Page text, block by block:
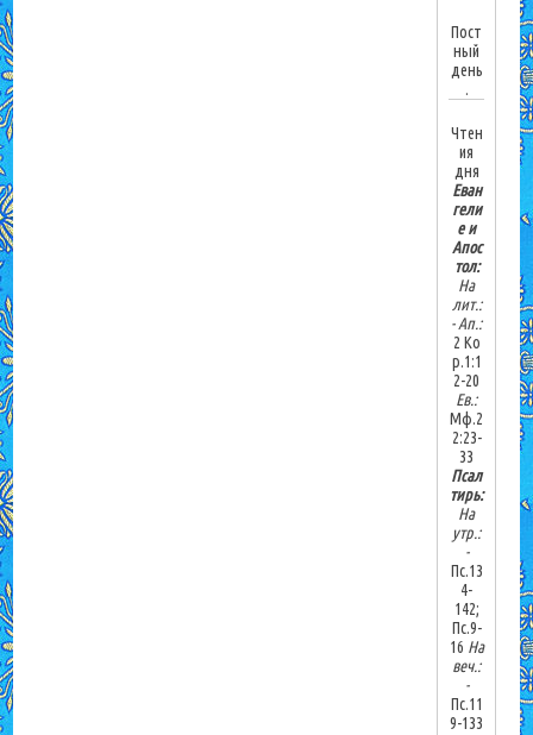
Пост
ный
день
.
Чтен
ия
дня
Еван
гели
е и
Апос
тол:
На
лит.:
-Ап.:
2 Ко
р.1:1
2-20
Ев.:
Мф.2
2:23-
33
Псал
тирь:
На
утр.:
-
Пс.13
4-
142;
Пс.9-
16 На
веч.:
-
Пс.11
9-133